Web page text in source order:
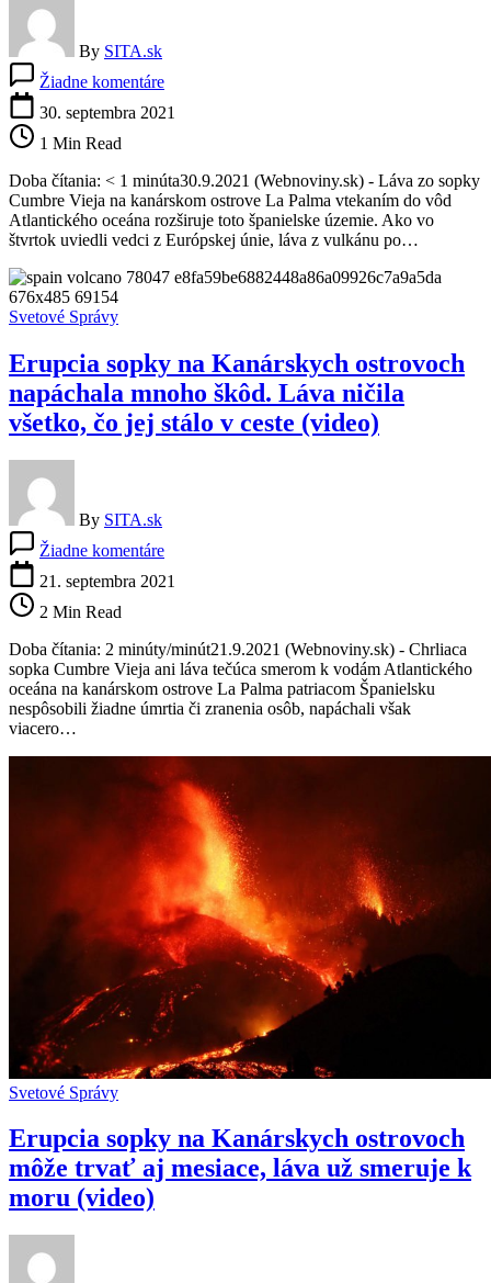
By SITA.sk
Žiadne komentáreLáva
zo
rozširuje
španielske
územie,
ohrozené
sú
desaťtisíce
30. septembra 2021
1 Min Read
Doba čítania: < 1 minúta30.9.2021 (Webnoviny.sk) - Láva zo sopky
Cumbre Vieja na kanárskom ostrove La Palma vtekaním do vôd
Atlantického oceána rozširuje toto španielske územie. Ako vo
štvrtok uviedli vedci z Európskej únie, láva z vulkánu po…
Svetové Správy
Erupcia sopky na Kanárskych ostrovoch
napáchala mnoho škôd. Láva ničila
všetko, čo jej stálo v ceste (video)
By SITA.sk
Žiadne komentáreErupcia
sopky
napáchala
mnoho
škôd.
Láva
všetko,
čo
jej
stálo
v
ceste
(video)
21. septembra 2021
2 Min Read
Doba čítania: 2 minúty/minút21.9.2021 (Webnoviny.sk) - Chrliaca
sopka Cumbre Vieja ani láva tečúca smerom k vodám Atlantického
oceána na kanárskom ostrove La Palma patriacom Španielsku
nespôsobili žiadne úmrtia či zranenia osôb, napáchali však
viacero…
Svetové Správy
Erupcia sopky na Kanárskych ostrovoch
môže trvať aj mesiace, láva už smeruje k
moru (video)